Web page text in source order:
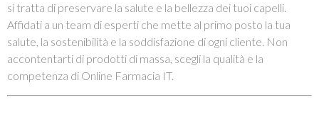
si tratta di preservare la salute e la bellezza dei tuoi capelli.
Affidati a un team di esperti che mette al primo posto la tua
salute, la sostenibilità e la soddisfazione di ogni cliente. Non
accontentarti di prodotti di massa, scegli la qualità e la
competenza di Online Farmacia IT.